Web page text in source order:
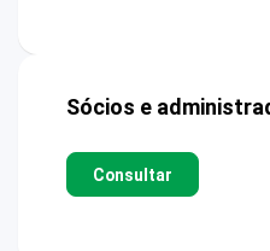
Sócios e
Consultar